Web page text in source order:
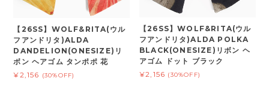
【26SS】WOLF&RITA(ウル
フアンドリタ)ALDA
DANDELION(ONESIZE)リ
ボン ヘアゴム タンポポ 花
¥2,156 (30%OFF)
【26SS】WOLF&RITA(ウル
フアンドリタ)ALDA POLKA
BLACK(ONESIZE)リボン ヘ
アゴム ドット ブラック
¥2,156 (30%OFF)